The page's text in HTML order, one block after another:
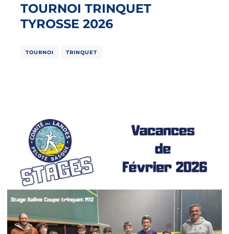
TOURNOI TRINQUET
TYROSSE 2026
TOURNOI TRINQUET